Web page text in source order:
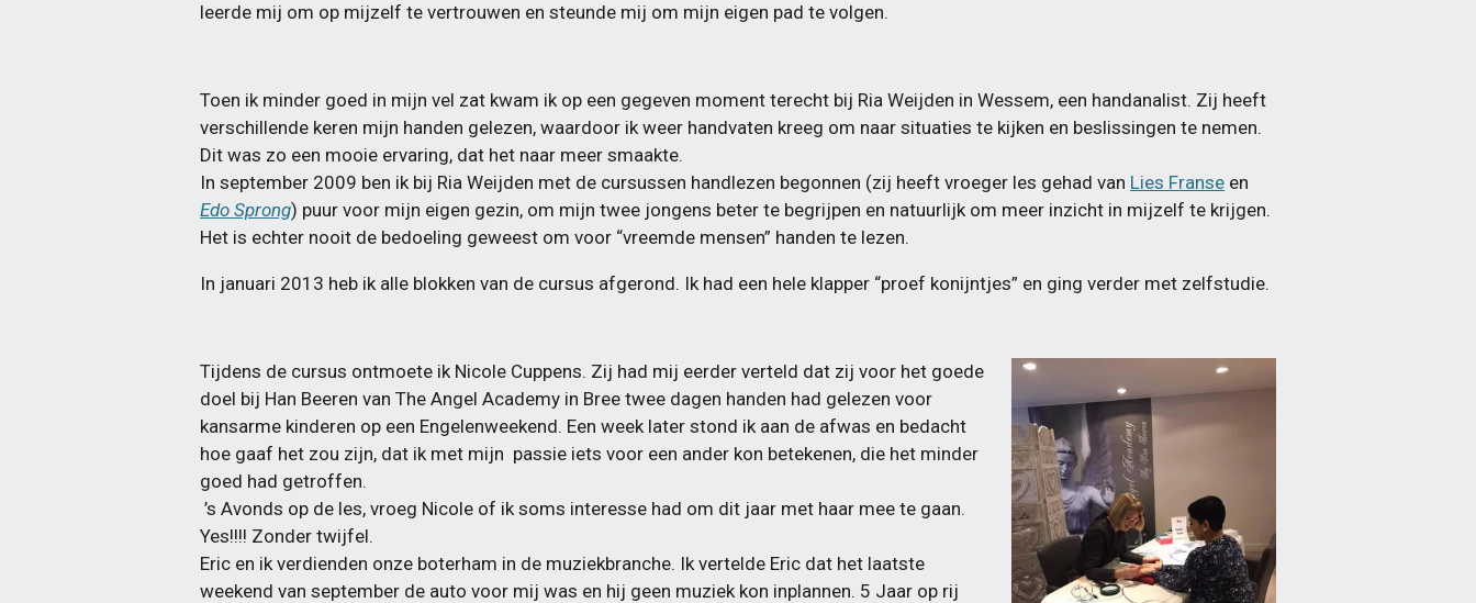
leerde mij om op mijzelf te vertrouwen en steunde mij om mijn eigen pad te volgen.
Toen ik minder goed in mijn vel zat kwam ik op een gegeven moment terecht bij Ria Weijden in Wessem, een handanalist. Zij heeft
verschillende keren mijn handen gelezen, waardoor ik weer handvaten kreeg om naar situaties te kijken en beslissingen te nemen.
Dit was zo een mooie ervaring, dat het naar meer smaakte.
In september 2009 ben ik bij Ria Weijden met de cursussen handlezen begonnen (zij heeft vroeger les gehad van Lies Franse en
Edo Sprong) puur voor mijn eigen gezin, om mijn twee jongens beter te begrijpen en natuurlijk om meer inzicht in mijzelf te krijgen.
Het is echter nooit de bedoeling geweest om voor “vreemde mensen” handen te lezen.
In januari 2013 heb ik alle blokken van de cursus afgerond. Ik had een hele klapper “proef konijntjes” en ging verder met zelfstudie.
Tijdens de cursus ontmoete ik Nicole Cuppens. Zij had mij eerder verteld dat zij voor het goede
doel bij Han Beeren van The Angel Academy in Bree twee dagen handen had gelezen voor
kansarme kinderen op een Engelenweekend. Een week later stond ik aan de afwas en bedacht
hoe gaaf het zou zijn, dat ik met mijn passie iets voor een ander kon betekenen, die het minder
goed had getroffen.
’s Avonds op de les, vroeg Nicole of ik soms interesse had om dit jaar met haar mee te gaan.
Yes!!!! Zonder twijfel.
Eric en ik verdienden onze boterham in de muziekbranche. Ik vertelde Eric dat het laatste
weekend van september de auto voor mij was en hij geen muziek kon inplannen. 5 Jaar op rij